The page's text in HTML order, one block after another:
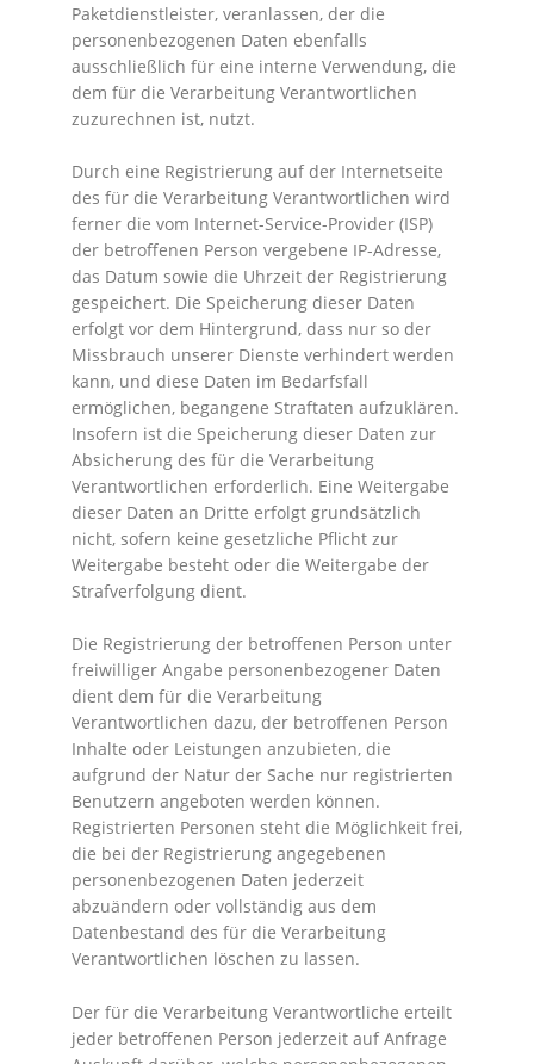
Paketdienstleister, veranlassen, der die
personenbezogenen Daten ebenfalls
ausschließlich für eine interne Verwendung, die
dem für die Verarbeitung Verantwortlichen
zuzurechnen ist, nutzt.
Durch eine Registrierung auf der Internetseite
des für die Verarbeitung Verantwortlichen wird
ferner die vom Internet-Service-Provider (ISP)
der betroffenen Person vergebene IP-Adresse,
das Datum sowie die Uhrzeit der Registrierung
gespeichert. Die Speicherung dieser Daten
erfolgt vor dem Hintergrund, dass nur so der
Missbrauch unserer Dienste verhindert werden
kann, und diese Daten im Bedarfsfall
ermöglichen, begangene Straftaten aufzuklären.
Insofern ist die Speicherung dieser Daten zur
Absicherung des für die Verarbeitung
Verantwortlichen erforderlich. Eine Weitergabe
dieser Daten an Dritte erfolgt grundsätzlich
nicht, sofern keine gesetzliche Pflicht zur
Weitergabe besteht oder die Weitergabe der
Strafverfolgung dient.
Die Registrierung der betroffenen Person unter
freiwilliger Angabe personenbezogener Daten
dient dem für die Verarbeitung
Verantwortlichen dazu, der betroffenen Person
Inhalte oder Leistungen anzubieten, die
aufgrund der Natur der Sache nur registrierten
Benutzern angeboten werden können.
Registrierten Personen steht die Möglichkeit frei,
die bei der Registrierung angegebenen
personenbezogenen Daten jederzeit
abzuändern oder vollständig aus dem
Datenbestand des für die Verarbeitung
Verantwortlichen löschen zu lassen.
Der für die Verarbeitung Verantwortliche erteilt
jeder betroffenen Person jederzeit auf Anfrage